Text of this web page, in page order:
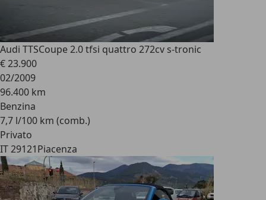
Audi TTSCoupe 2.0 tfsi quattro 272cv s-tronic
€ 23.900
02/2009
96.400 km
Benzina
7,7 l/100 km (comb.)
Privato
IT 29121Piacenza